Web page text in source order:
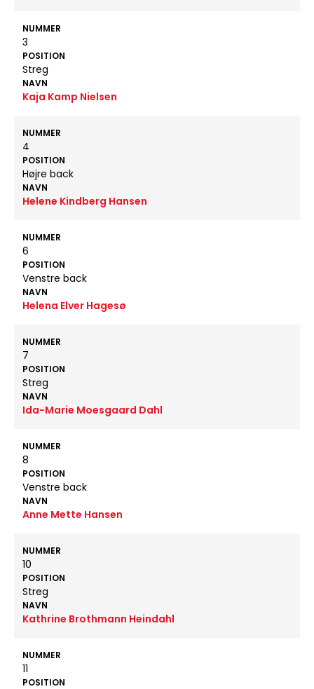
NUMMER
3
POSITION
Streg
NAVN
Kaja Kamp Nielsen
NUMMER
4
POSITION
Højre back
NAVN
Helene Kindberg Hansen
NUMMER
6
POSITION
Venstre back
NAVN
Helena Elver Hagesø
NUMMER
7
POSITION
Streg
NAVN
Ida-Marie Moesgaard Dahl
NUMMER
8
POSITION
Venstre back
NAVN
Anne Mette Hansen
NUMMER
10
POSITION
Streg
NAVN
Kathrine Brothmann Heindahl
NUMMER
11
POSITION